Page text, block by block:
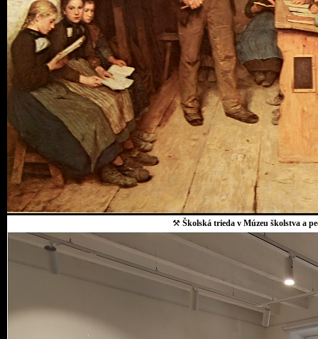
⚒ Školská trieda v Múzeu školstva a